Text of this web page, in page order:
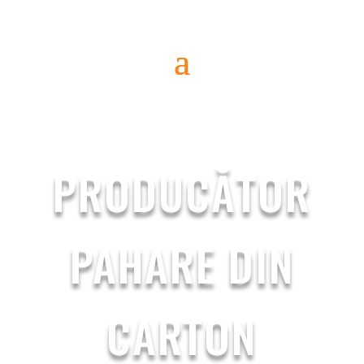
PRODUCĂTOR
PAHARE DIN
CARTON